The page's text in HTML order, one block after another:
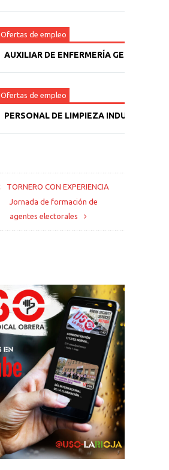
Ofertas de empleo
AUXILIAR DE ENFERMERÍA GERIÁTRICA
Ofertas de empleo
PERSONAL DE LIMPIEZA INDUSTRIAL
TORNERO CON EXPERIENCIA
Jornada de formación de
agentes electorales